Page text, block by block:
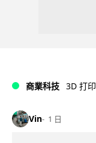
商業科技 3D 打印
Vin 1 日